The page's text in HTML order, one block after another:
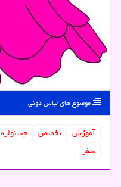
موضوع های لباس دونی
آموزش تخصص جشنواره
سفر